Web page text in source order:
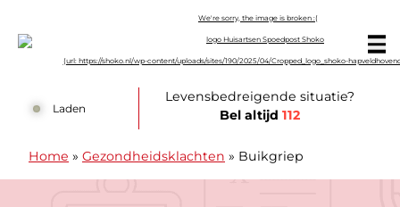
Laden
Levensbedreigende situatie?
Bel altijd112
Home » Gezondheidsklachten » Buikgriep